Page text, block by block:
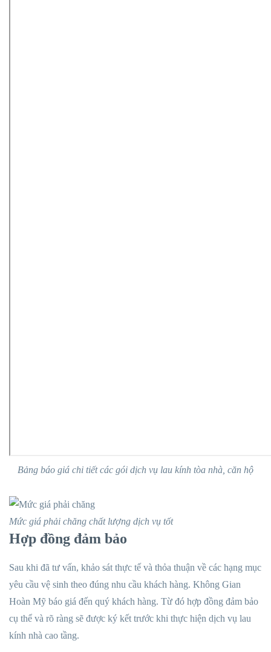
Bảng báo giá chi tiết các gói dịch vụ lau kính tòa nhà, căn hộ
Mức giá phải chăng chất lượng dịch vụ tốt
Hợp đồng đảm bảo
Sau khi đã tư vấn, khảo sát thực tế và thỏa thuận về các hạng mục
yêu cầu vệ sinh theo đúng nhu cầu khách hàng. Không Gian
Hoàn Mỹ báo giá đến quý khách hàng. Từ đó hợp đồng đảm bảo
cụ thể và rõ ràng sẽ được ký kết trước khi thực hiện dịch vụ lau
kính nhà cao tầng.